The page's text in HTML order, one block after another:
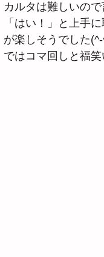
カルタは難しいの
「はい！」と上手
が楽しそうでした
ではコマ回しと福